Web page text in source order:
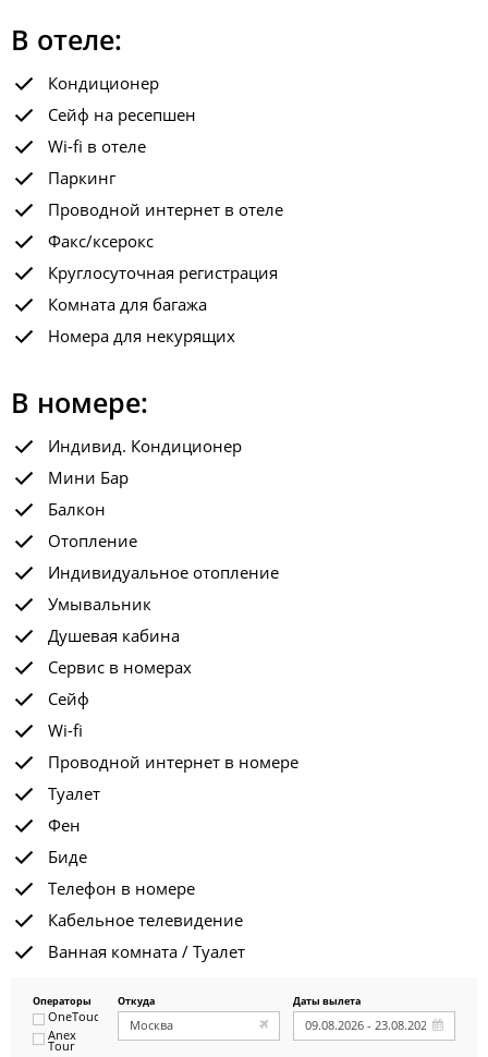
В отеле:
Кондиционер
Сейф на ресепшен
Wi-fi в отеле
Паркинг
Проводной интернет в отеле
Факс/ксерокс
Круглосуточная регистрация
Комната для багажа
Номера для некурящих
В номере:
Индивид. Кондиционер
Мини Бар
Балкон
Отопление
Индивидуальное отопление
Умывальник
Душевая кабина
Сервис в номерах
Сейф
Wi-fi
Проводной интернет в номере
Туалет
Фен
Биде
Телефон в номере
Кабельное телевидение
Ванная комната / Туалет
Операторы
OneTouch&Travel
Anex
Tour
Откуда Даты вылета